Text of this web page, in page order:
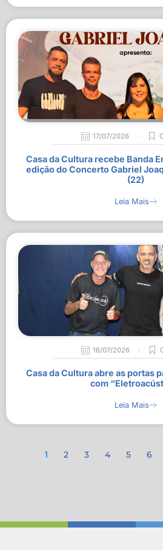
17/07/2026
Casa da Cultura recebe Banda
edição do Concerto Gabriel
(22)
Leia Mais
16/07/2026
Casa da Cultura abre as portas
com
Leia Mais
1 2 3 4 5 6